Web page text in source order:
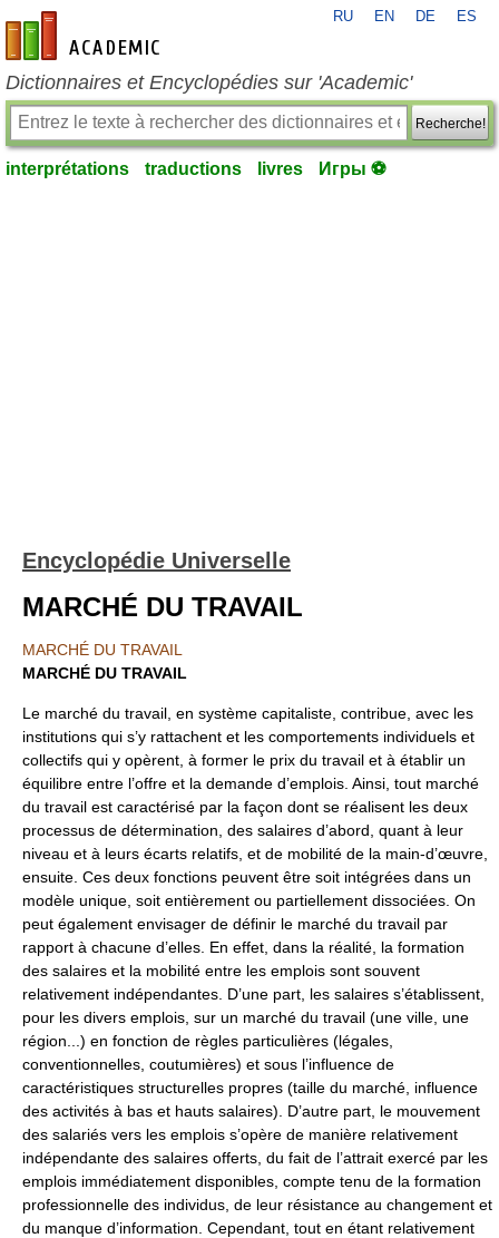
fr-academic.com
RU EN DE ES
Dictionnaires et Encyclopédies sur 'Academic'
Recherche!
interprétations traductions livres Игры ⚽
Encyclopédie Universelle
MARCHÉ DU TRAVAIL
MARCHÉ DU TRAVAIL
MARCHÉ DU TRAVAIL
Le marché du travail, en système capitaliste, contribue, avec les
institutions qui s’y rattachent et les comportements individuels et
collectifs qui y opèrent, à former le prix du travail et à établir un
équilibre entre l’offre et la demande d’emplois. Ainsi, tout marché
du travail est caractérisé par la façon dont se réalisent les deux
processus de détermination, des salaires d’abord, quant à leur
niveau et à leurs écarts relatifs, et de mobilité de la main-d’œuvre,
ensuite. Ces deux fonctions peuvent être soit intégrées dans un
modèle unique, soit entièrement ou partiellement dissociées. On
peut également envisager de définir le marché du travail par
rapport à chacune d’elles. En effet, dans la réalité, la formation
des salaires et la mobilité entre les emplois sont souvent
relativement indépendantes. D’une part, les salaires s’établissent,
pour les divers emplois, sur un marché du travail (une ville, une
région...) en fonction de règles particulières (légales,
conventionnelles, coutumières) et sous l’influence de
caractéristiques structurelles propres (taille du marché, influence
des activités à bas et hauts salaires). D’autre part, le mouvement
des salariés vers les emplois s’opère de manière relativement
indépendante des salaires offerts, du fait de l’attrait exercé par les
emplois immédiatement disponibles, compte tenu de la formation
professionnelle des individus, de leur résistance au changement et
du manque d’information. Cependant, tout en étant relativement